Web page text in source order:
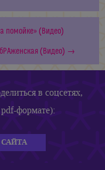
помойке» (Видео)
(Видео) →
в соцсетях,
pdf-формате):